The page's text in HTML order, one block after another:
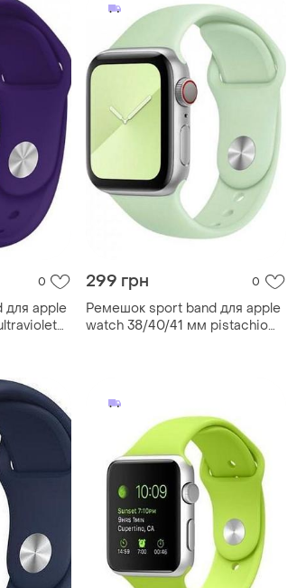
0
apple
299 грн 0
Ремешок sport band для apple
watch 38/40/41 мм pistachio